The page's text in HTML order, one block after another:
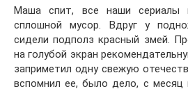
Маша спит, все наши сериалы
сплошной мусор. Вдруг у
сидели подполз красный змей.
на голубой экран
заприметил одну свежую
вспомнил ее, было дело, с месяц